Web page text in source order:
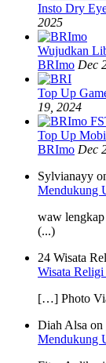
Insto Dry
2025
Wujudkan
BRImo Dec
Top Up
19, 2024
Top Up
BRImo Dec
Sylvianayy
Mendukung
waw
(...)
24 Wisata
Wisata
[…] Photo
Diah Alsa on
Mendukung